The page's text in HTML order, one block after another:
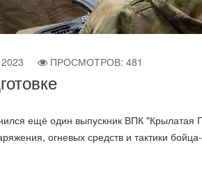
ПРОСМОТРОВ: 481
ещё один выпускник ВПК
огневых средств и тактики